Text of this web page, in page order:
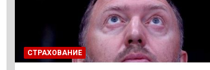
СТРАХОВАНИЕ